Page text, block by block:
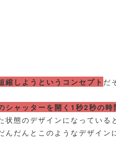
縮しようというコンセプト だ
シャッターを開く1秒2秒の時
態のデザインになっている
だんとこのようなデザイン